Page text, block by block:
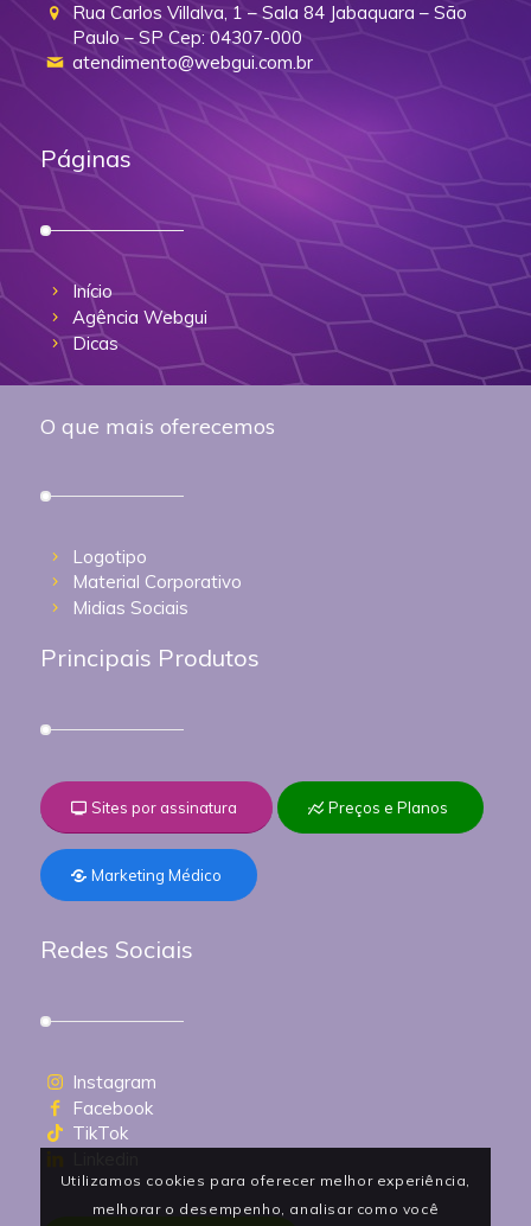
Rua Carlos Villalva, 1 – Sala 84 Jabaquara – São
Paulo – SP Cep: 04307-000
atendimento@webgui.com.br
Páginas
Início
Agência Webgui
Dicas
O que mais oferecemos
Logotipo
Material Corporativo
Midias Sociais
Principais Produtos
Sites por assinatura Preços e Planos
Marketing Médico
Redes Sociais
Instagram
Facebook
TikTok
Utilizamos cookies para oferecer melhor experiência,
melhorar o desempenho, analisar como você